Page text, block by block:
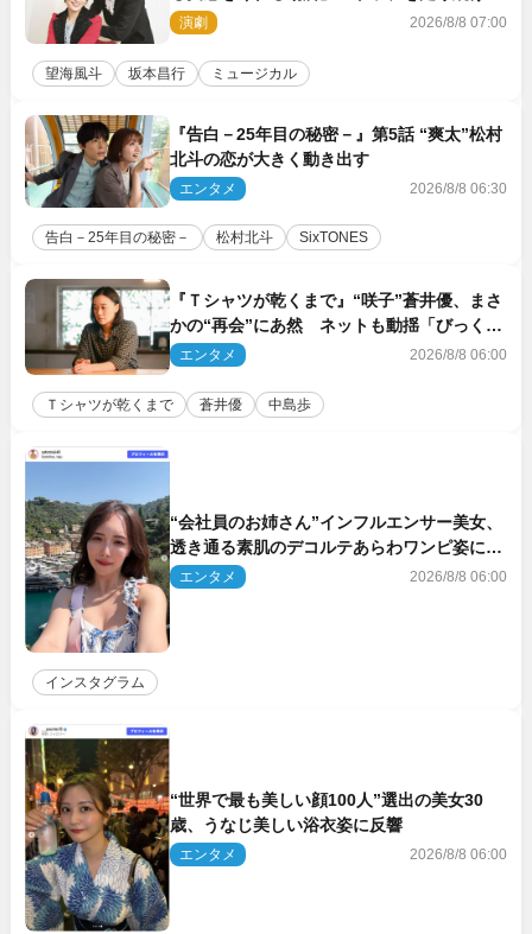
原動力を語る
演劇 2026/8/8 07:00
望海風斗 坂本昌行 ミュージカル
『告白－25年目の秘密－』第5話 “爽太”松村
北斗の恋が大きく動き出す
エンタメ 2026/8/8 06:30
告白－25年目の秘密－ 松村北斗 SixTONES
『Ｔシャツが乾くまで』“咲子”蒼井優、まさ
かの“再会”にあ然 ネットも動揺「びっくり
した!!」「今さら?!」（ネタバレあり）
エンタメ 2026/8/8 06:00
Ｔシャツが乾くまで 蒼井優 中島歩
“会社員のお姉さん”インフルエンサー美女、
透き通る素肌のデコルテあらわワンピ姿に反
響エンタメ 2026/8/8 06:00
インスタグラム
“世界で最も美しい顔100人”選出の美女30
歳、うなじ美しい浴衣姿に反響
エンタメ 2026/8/8 06:00